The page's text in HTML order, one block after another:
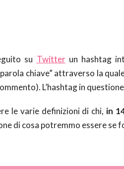
su Twitterun hashtag
chiave” attraverso la
L’hashtag in
le varie definizioni di chi, in
di cosa potremmo essere se